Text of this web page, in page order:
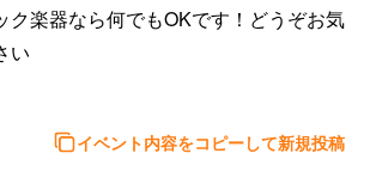
ク楽器なら何でもOKです！どうぞお気
い
イベント内容をコピーして新規投稿